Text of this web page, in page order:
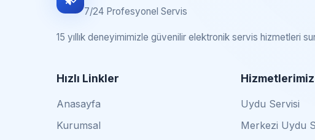
7/24 Profesyonel Servis
15 yıllık deneyimimizle güvenilir elektronik servis hizmetleri
Hızlı Linkler
Anasayfa
Kurumsal
Hizmetlerimiz
Uydu Servisi
Merkezi Uydu